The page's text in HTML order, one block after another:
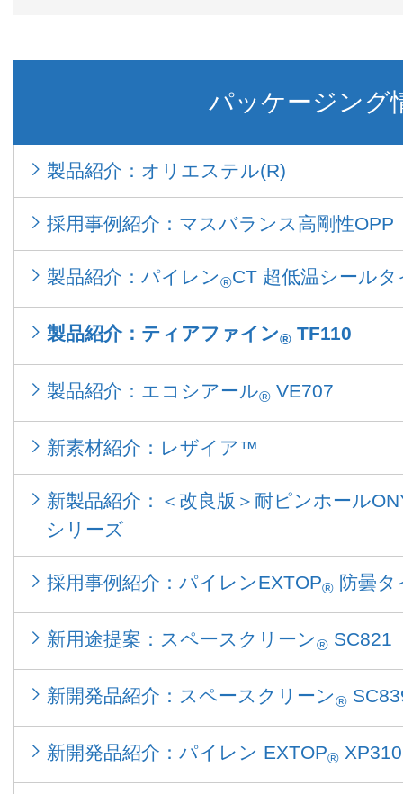
パッケージング
製品紹介：オリエステル(R)
採用事例紹介：マスバランス高剛性OPP
製品紹介：パイレン®CT 超低温シール
製品紹介：ティアファイン® TF110
製品紹介：エコシアール® VE707
新素材紹介：レザイア™
新製品紹介：＜改良版＞耐ピンホール
シリーズ
採用事例紹介：パイレンEXTOP® 防曇タ
新用途提案：スペースクリーン® SC821
新開発品紹介：スペースクリーン®
新開発品紹介：パイレン EXTOP® XP310